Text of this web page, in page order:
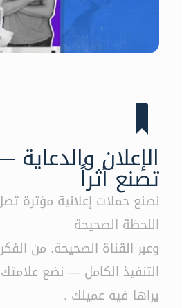
الإعلان
تصنع أثراً
نصنع حملات إعلانية مؤثرة
اللحظة الصحيحة
وعبر القناة الصحيحة. من
التنفيذ الكامل — نضع
يراها فيه عميلك .